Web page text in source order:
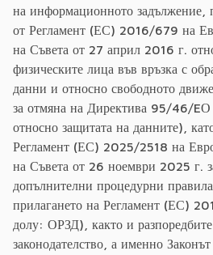
на информационното задължение,
от Регламент (ЕС) 2016/679 на
на Съвета от 27 април 2016 г.
физическите лица във връзка с
данни и относно свободното
за отмяна на Директива 95/46/
относно защитата на данните),
Регламент (ЕС) 2025/2518 на
на Съвета от 26 ноември 2025 г.
допълнителни процедурни
прилагането на Регламент (ЕС)
долу: ОРЗД), както и
законодателство, а именно